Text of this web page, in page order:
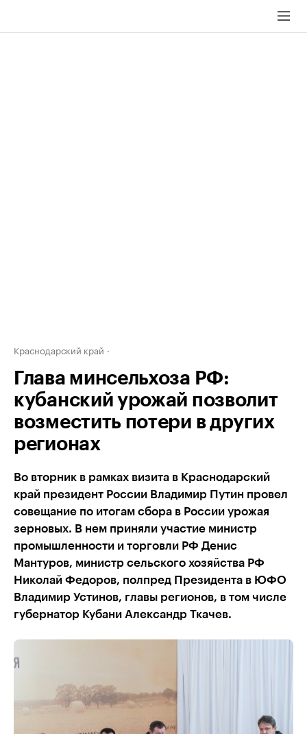
Краснодарский край
Глава минсельхоза РФ:
кубанский урожай позволит
возместить потери в других
регионах
Во вторник в рамках визита в Краснодарский
край президент России Владимир Путин провел
совещание по итогам сбора в России урожая
зерновых. В нем приняли участие министр
промышленности и торговли РФ Денис
Мантуров, министр сельского хозяйства РФ
Николай Федоров, полпред Президента в ЮФО
Владимир Устинов, главы регионов, в том числе
губернатор Кубани Александр Ткачев.